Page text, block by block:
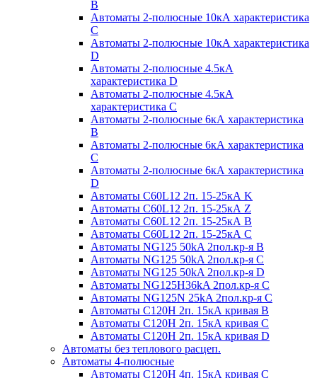
B
Автоматы 2-полюсные 10кА характеристика
C
Автоматы 2-полюсные 10кА характеристика
D
Автоматы 2-полюсные 4.5кА
характеристика D
Автоматы 2-полюсные 4.5кА
характеристика С
Автоматы 2-полюсные 6кА характеристика
B
Автоматы 2-полюсные 6кА характеристика
C
Автоматы 2-полюсные 6кА характеристика
D
Автоматы C60L12 2п. 15-25кА K
Автоматы C60L12 2п. 15-25кА Z
Автоматы C60L12 2п. 15-25кА B
Автоматы C60L12 2п. 15-25кА C
Автоматы NG125 50kA 2пол.кр-я B
Автоматы NG125 50kA 2пол.кр-я C
Автоматы NG125 50kA 2пол.кр-я D
Автоматы NG125H36kA 2пол.кр-я C
Автоматы NG125N 25kA 2пол.кр-я C
Автоматы С120H 2п. 15кА кривая B
Автоматы С120H 2п. 15кА кривая C
Автоматы С120H 2п. 15кА кривая D
Автоматы без теплового расцеп.
Автоматы 4-полюсные
Автоматы С120H 4п. 15кА кривая C